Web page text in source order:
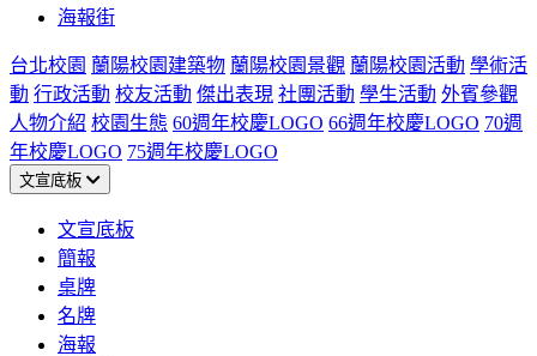
海報街
台北校園 蘭陽校園建築物 蘭陽校園景觀 蘭陽校園活動 學術活
動 行政活動 校友活動 傑出表現 社團活動 學生活動 外賓參觀
人物介紹 校園生態 60週年校慶LOGO 66週年校慶LOGO 70週
年校慶LOGO 75週年校慶LOGO
文宣底板
文宣底板
簡報
桌牌
名牌
海報